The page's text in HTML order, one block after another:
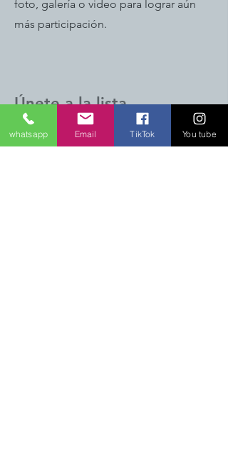
foto, galería o video para lograr aún
más participación.
Únete a la lista
Regístrate y sé el primero en enterarte.
whatsapp Email TikTok You tube